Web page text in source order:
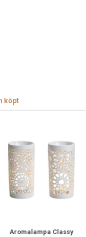
köpt
Aromalampa Classy